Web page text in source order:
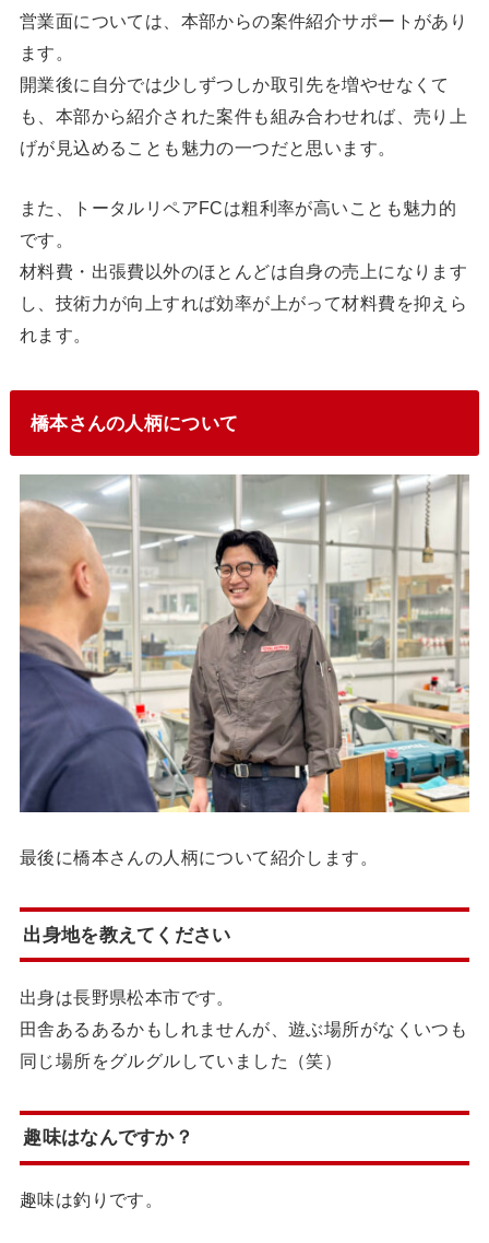
営業面については、本部からの案件紹介サポートがあり
ます。
開業後に自分では少しずつしか取引先を増やせなくて
も、本部から紹介された案件も組み合わせれば、売り上
げが見込めることも魅力の一つだと思います。
また、トータルリペアFCは粗利率が高いことも魅力的
です。
材料費・出張費以外のほとんどは自身の売上になります
し、技術力が向上すれば効率が上がって材料費を抑えら
れます。
橋本さんの人柄について
最後に橋本さんの人柄について紹介します。
出身地を教えてください
出身は長野県松本市です。
田舎あるあるかもしれませんが、遊ぶ場所がなくいつも
同じ場所をグルグルしていました（笑）
趣味はなんですか？
趣味は釣りです。